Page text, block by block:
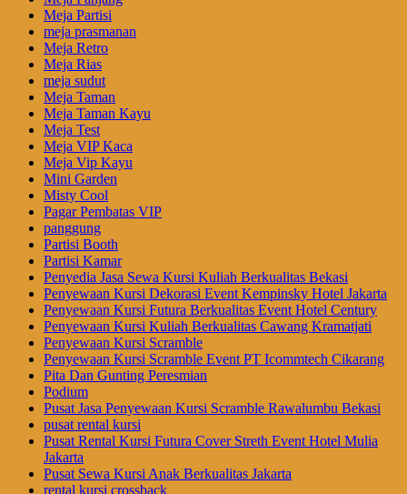
Meja Partisi
meja prasmanan
Meja Retro
Meja Rias
meja sudut
Meja Taman
Meja Taman Kayu
Meja Test
Meja VIP Kaca
Meja Vip Kayu
Mini Garden
Misty Cool
Pagar Pembatas VIP
panggung
Partisi Booth
Partisi Kamar
Penyedia Jasa Sewa Kursi Kuliah Berkualitas Bekasi
Penyewaan Kursi Dekorasi Event Kempinsky Hotel Jakarta
Penyewaan Kursi Futura Berkualitas Event Hotel Century
Penyewaan Kursi Kuliah Berkualitas Cawang Kramatjati
Penyewaan Kursi Scramble
Penyewaan Kursi Scramble Event PT Icommtech Cikarang
Pita Dan Gunting Peresmian
Podium
Pusat Jasa Penyewaan Kursi Scramble Rawalumbu Bekasi
pusat rental kursi
Pusat Rental Kursi Futura Cover Streth Event Hotel Mulia
Jakarta
Pusat Sewa Kursi Anak Berkualitas Jakarta
rental kursi crossback